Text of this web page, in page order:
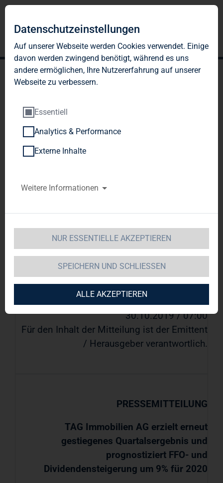
TAG Immobilien AG erzielt
erneut gestiegenes
Quartalsergebnis und
Dividendensteigerung um
9% für 2020
DGAP-News: TAG Immobilien AG /
Quartals-/Zwischenmitteilung/Prognose
30.10.2019 / 07:00
Für den Inhalt der Mitteilung ist der Emittent
/ Herausgeber verantwortlich.
PRESSEMITTEILUNG
TAG Immobilien AG erzielt erneut
gestiegenes Quartalsergebnis und
prognostiziert FFO- und
Dividendensteigerung um 9% für 2020
Datenschutzeinstellungen
Auf unserer Webseite werden Cookies verwendet. Einige
davon werden zwingend benötigt, während es uns
andere ermöglichen, Ihre Nutzererfahrung auf unserer
Webseite zu verbessern.
Essentiell
Analytics & Performance
Externe Inhalte
Weitere Informationen
NUR ESSENTIELLE AKZEPTIEREN
SPEICHERN UND SCHLIESSEN
ALLE AKZEPTIEREN